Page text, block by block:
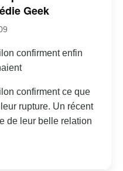
Geek
confirment enfin
confirment ce que
rupture. Un récent
de leur belle relation